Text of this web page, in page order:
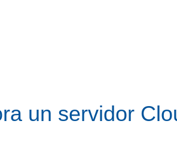
un servidor